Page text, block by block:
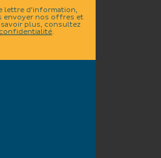
lettre d'information,
envoyer nos offres et
plus, consultez
.